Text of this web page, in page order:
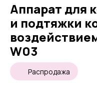
Аппарат для
и подтяжки
W03
Распродажа